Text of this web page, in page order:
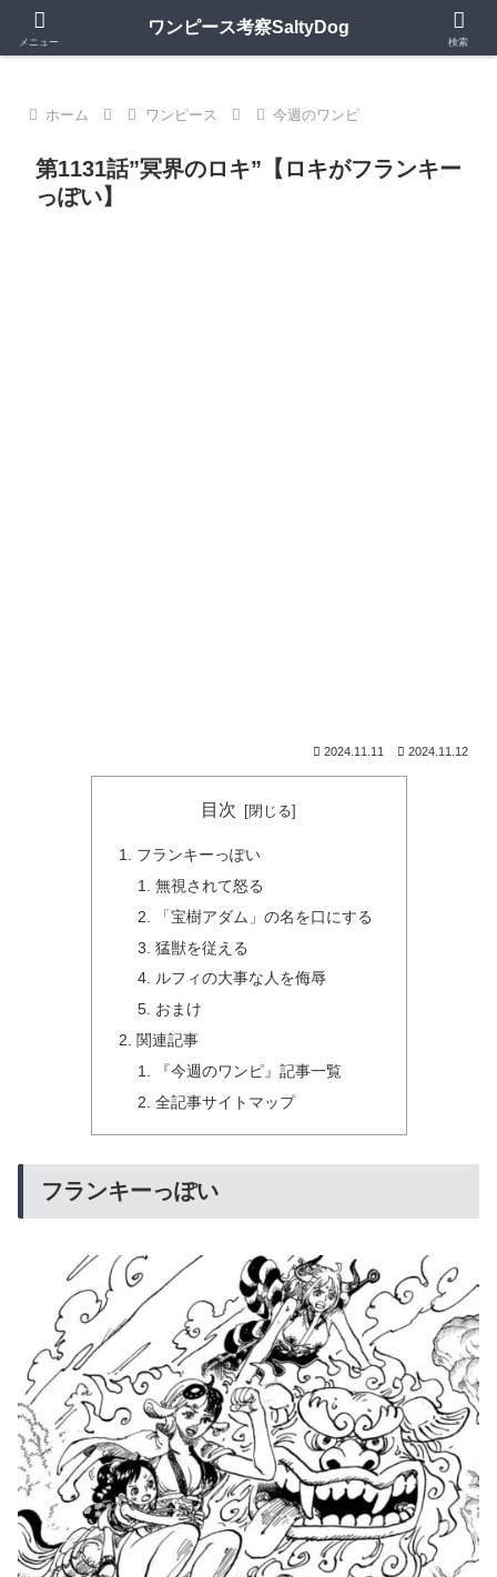
第1150話更新中｜ワンピースの歴史・神話・キャラモデルを深掘り考察
ホーム ワンピース 今週のワンピ
第1131話”冥界のロキ”【ロキがフランキー
っぽい】
2024.11.11 2024.11.12
目次
フランキーっぽい
無視されて怒る
「宝樹アダム」の名を口にする
猛獣を従える
ルフィの大事な人を侮辱
おまけ
関連記事
『今週のワンピ』記事一覧
全記事サイトマップ
フランキーっぽい
メニュー
ワンピース考察SaltyDog
検索